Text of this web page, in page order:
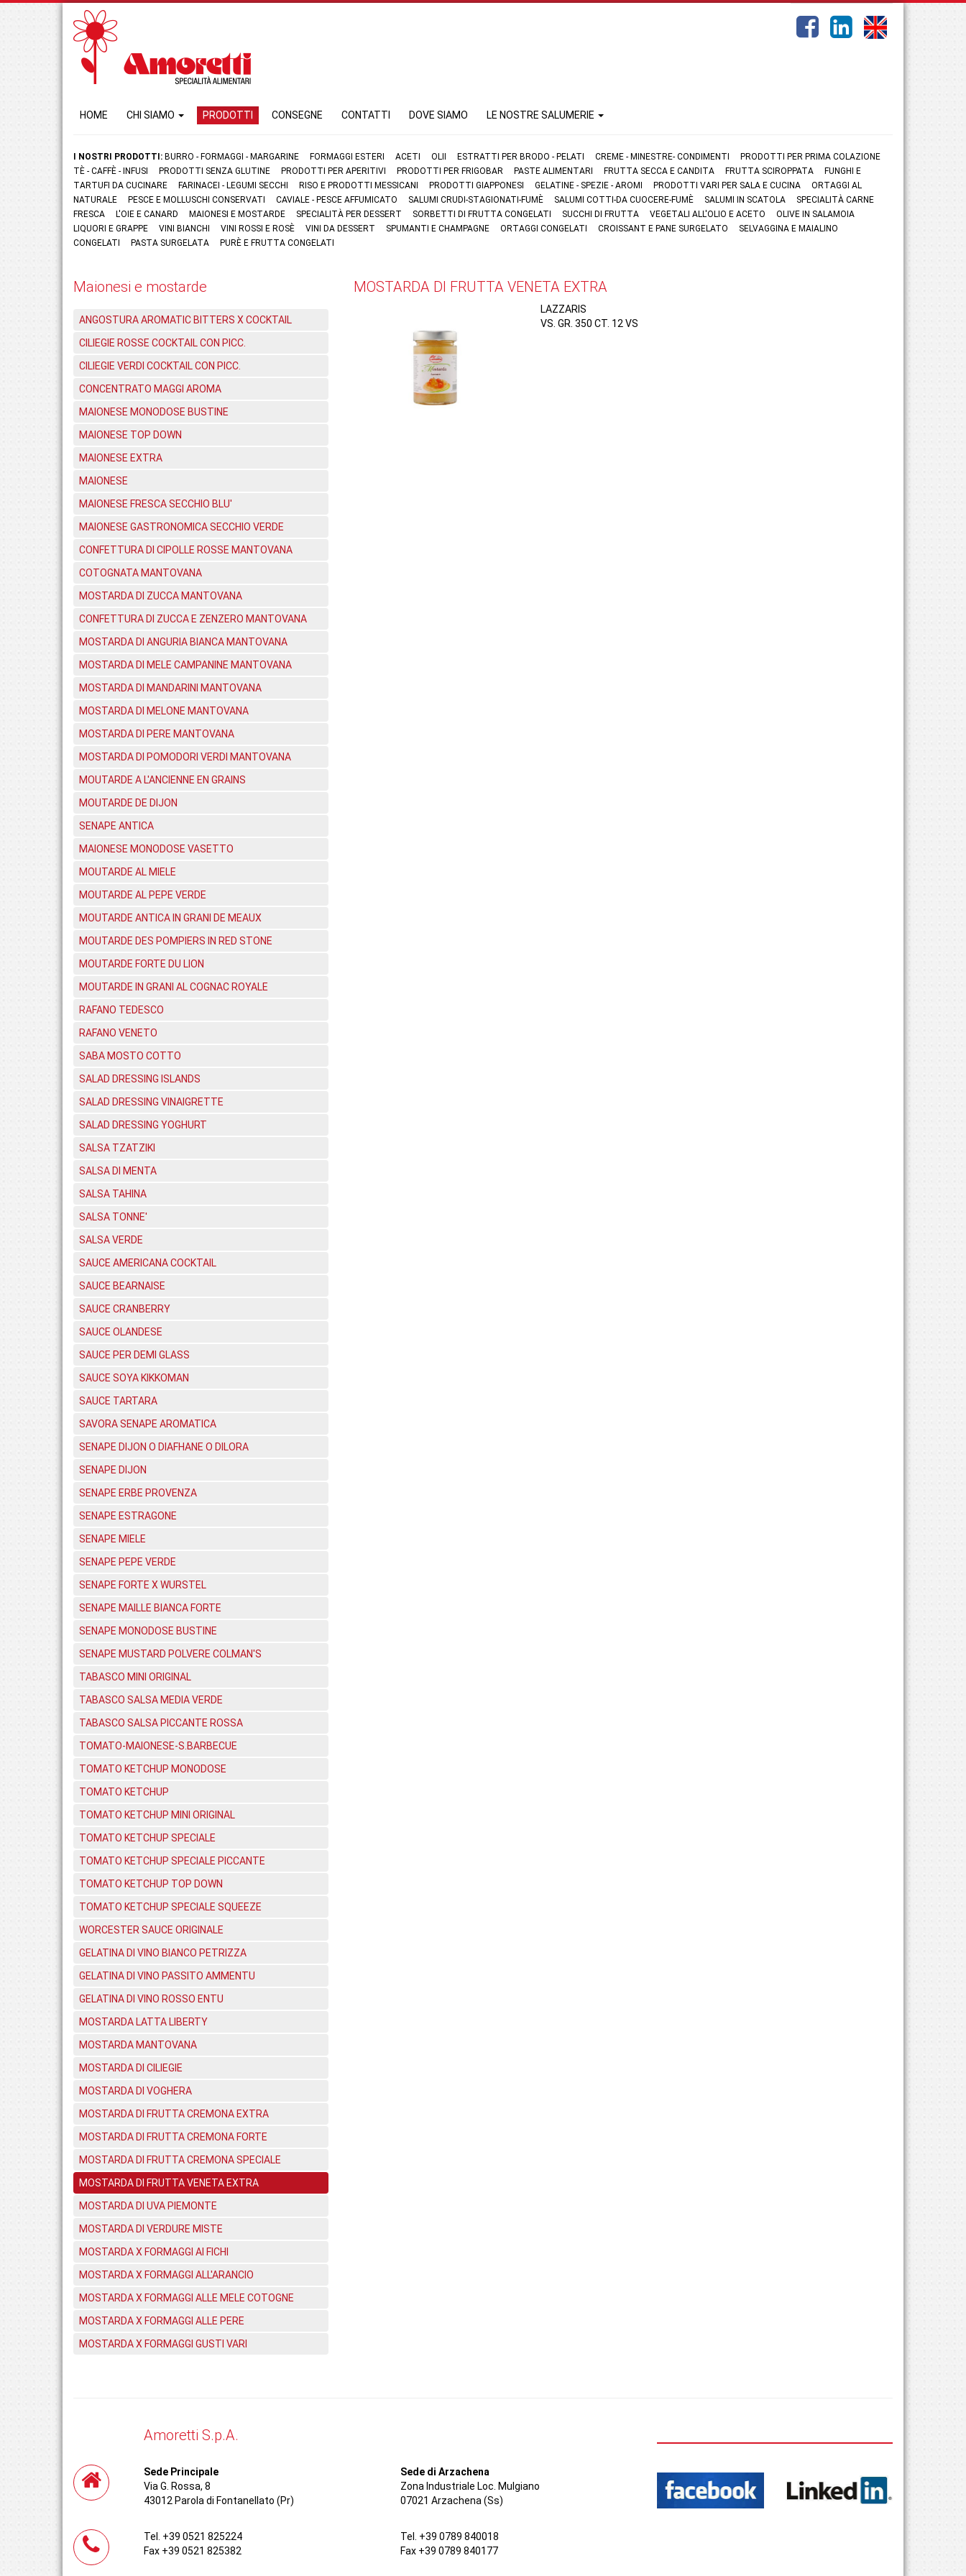
HOME CHI SIAMO PRODOTTI CONSEGNE CONTATTI DOVE SIAMO LE NOSTRE SALUMERIE
I NOSTRI PRODOTTI: BURRO - FORMAGGI - MARGARINE FORMAGGI ESTERI ACETI OLII ESTRATTI PER BRODO - PELATI CREME - MINESTRE- CONDIMENTI
PRODOTTI PER PRIMA COLAZIONE
TÈ - CAFFÈ - INFUSI
PRODOTTI SENZA GLUTINE PRODOTTI PER APERITIVI PRODOTTI PER FRIGOBAR PASTE ALIMENTARI FRUTTA SECCA E CANDITA FRUTTA SCIROPPATA
FUNGHI E
TARTUFI DA CUCINARE
FARINACEI - LEGUMI SECCHI RISO E PRODOTTI MESSICANI PRODOTTI GIAPPONESI GELATINE - SPEZIE - AROMI PRODOTTI VARI PER SALA E CUCINA
ORTAGGI AL
NATURALE
PESCE E MOLLUSCHI CONSERVATI CAVIALE - PESCE AFFUMICATO SALUMI CRUDI-STAGIONATI-FUMÈ SALUMI COTTI-DA CUOCERE-FUMÈ SALUMI IN SCATOLA
SPECIALITÀ CARNE
FRESCA
L'OIE E CANARD MAIONESI E MOSTARDE SPECIALITÀ PER DESSERT SORBETTI DI FRUTTA CONGELATI SUCCHI DI FRUTTA VEGETALI ALL'OLIO E ACETO
OLIVE IN SALAMOIA
LIQUORI E GRAPPE
VINI BIANCHI VINI ROSSI E ROSÈ VINI DA DESSERT SPUMANTI E CHAMPAGNE ORTAGGI CONGELATI CROISSANT E PANE SURGELATO
SELVAGGINA E MAIALINO
CONGELATI
PASTA SURGELATA PURÈ E FRUTTA CONGELATI
Maionesi e mostarde
ANGOSTURA AROMATIC BITTERS X COCKTAIL
CILIEGIE ROSSE COCKTAIL CON PICC.
CILIEGIE VERDI COCKTAIL CON PICC.
CONCENTRATO MAGGI AROMA
MAIONESE MONODOSE BUSTINE
MAIONESE TOP DOWN
MAIONESE EXTRA
MAIONESE
MAIONESE FRESCA SECCHIO BLU'
MAIONESE GASTRONOMICA SECCHIO VERDE
CONFETTURA DI CIPOLLE ROSSE MANTOVANA
COTOGNATA MANTOVANA
MOSTARDA DI ZUCCA MANTOVANA
CONFETTURA DI ZUCCA E ZENZERO MANTOVANA
MOSTARDA DI ANGURIA BIANCA MANTOVANA
MOSTARDA DI MELE CAMPANINE MANTOVANA
MOSTARDA DI MANDARINI MANTOVANA
MOSTARDA DI MELONE MANTOVANA
MOSTARDA DI PERE MANTOVANA
MOSTARDA DI POMODORI VERDI MANTOVANA
MOUTARDE A L'ANCIENNE EN GRAINS
MOUTARDE DE DIJON
SENAPE ANTICA
MAIONESE MONODOSE VASETTO
MOUTARDE AL MIELE
MOUTARDE AL PEPE VERDE
MOUTARDE ANTICA IN GRANI DE MEAUX
MOUTARDE DES POMPIERS IN RED STONE
MOUTARDE FORTE DU LION
MOUTARDE IN GRANI AL COGNAC ROYALE
RAFANO TEDESCO
RAFANO VENETO
SABA MOSTO COTTO
SALAD DRESSING ISLANDS
SALAD DRESSING VINAIGRETTE
SALAD DRESSING YOGHURT
SALSA TZATZIKI
SALSA DI MENTA
SALSA TAHINA
SALSA TONNE'
SALSA VERDE
SAUCE AMERICANA COCKTAIL
SAUCE BEARNAISE
SAUCE CRANBERRY
SAUCE OLANDESE
SAUCE PER DEMI GLASS
SAUCE SOYA KIKKOMAN
SAUCE TARTARA
SAVORA SENAPE AROMATICA
SENAPE DIJON O DIAFHANE O DILORA
SENAPE DIJON
SENAPE ERBE PROVENZA
SENAPE ESTRAGONE
SENAPE MIELE
SENAPE PEPE VERDE
SENAPE FORTE X WURSTEL
SENAPE MAILLE BIANCA FORTE
SENAPE MONODOSE BUSTINE
SENAPE MUSTARD POLVERE COLMAN'S
TABASCO MINI ORIGINAL
TABASCO SALSA MEDIA VERDE
TABASCO SALSA PICCANTE ROSSA
TOMATO-MAIONESE-S.BARBECUE
TOMATO KETCHUP MONODOSE
TOMATO KETCHUP
TOMATO KETCHUP MINI ORIGINAL
TOMATO KETCHUP SPECIALE
TOMATO KETCHUP SPECIALE PICCANTE
TOMATO KETCHUP TOP DOWN
TOMATO KETCHUP SPECIALE SQUEEZE
WORCESTER SAUCE ORIGINALE
GELATINA DI VINO BIANCO PETRIZZA
GELATINA DI VINO PASSITO AMMENTU
GELATINA DI VINO ROSSO ENTU
MOSTARDA LATTA LIBERTY
MOSTARDA MANTOVANA
MOSTARDA DI CILIEGIE
MOSTARDA DI VOGHERA
MOSTARDA DI FRUTTA CREMONA EXTRA
MOSTARDA DI FRUTTA CREMONA FORTE
MOSTARDA DI FRUTTA CREMONA SPECIALE
MOSTARDA DI FRUTTA VENETA EXTRA
MOSTARDA DI UVA PIEMONTE
MOSTARDA DI VERDURE MISTE
MOSTARDA X FORMAGGI AI FICHI
MOSTARDA X FORMAGGI ALL'ARANCIO
MOSTARDA X FORMAGGI ALLE MELE COTOGNE
MOSTARDA X FORMAGGI ALLE PERE
MOSTARDA X FORMAGGI GUSTI VARI
MOSTARDA DI FRUTTA VENETA EXTRA
LAZZARIS
VS. GR. 350 CT. 12 VS
Amoretti S.p.A.
Sede Principale
Via G. Rossa, 8
43012 Parola di Fontanellato (Pr)
Tel. +39 0521 825224
Fax +39 0521 825382
Sede di Arzachena
Zona Industriale Loc. Mulgiano
07021 Arzachena (Ss)
Tel. +39 0789 840018
Fax +39 0789 840177